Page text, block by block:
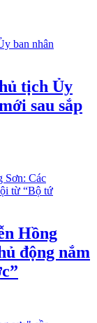
tịch Ủy
sau sắp
Hồng
động nắm